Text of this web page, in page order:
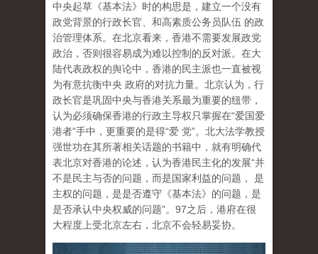
中央起草《基本法》时的构思是，建立一个没有
政党背景的行政长官、和高素质公务员队伍 的政
治管理体系。在北京看来，香港不需要发展政党
政治，否则很容易成为难以控制的反对派。在大
陆代表政权的舆论中，香港的民主派也一直被视
为有意抗衡中央 政府的对抗力量。北京认为，行
政长官是巩固中央与香港关系最为重要的纽带，
认为必须确保香港的行政主导权只掌握在“爱国爱
港者”手中，更重要的是得“爱 党”。北大法学教授
强世功在其所著相关话题的书籍中，就有明确代
表北京对香港的论述，认为香港民主化的发展“并
不是民主与否的问题，而是国家利益的问题， 是
主权的问题，是是否遵守《基本法》的问题，是
是否承认中央权威的问题”。97之后，港府在很
大程度上受北京左右，北京不会轻易妥协。